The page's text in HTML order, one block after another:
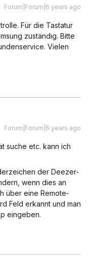
Forum|Forum|6 years ago
Für die Tastatur
zuständig. Bitte
Vielen
Forum|Forum|6 years ago
suche etc. kann ich
der Deezer-
wenn dies an
über eine Remote-
Feld erkannt und man
eingeben.